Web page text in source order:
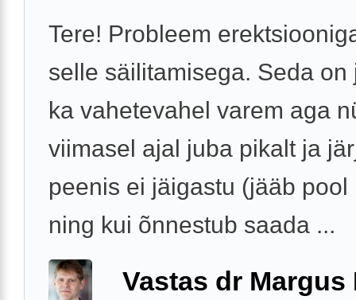
Tere! Probleem
selle säilitamisega. Seda on
ka vahetevahel varem aga
viimasel ajal juba pikalt ja
peenis ei jäigastu (jääb pool
ning kui õnnestub saada ...
Vastas dr Margus